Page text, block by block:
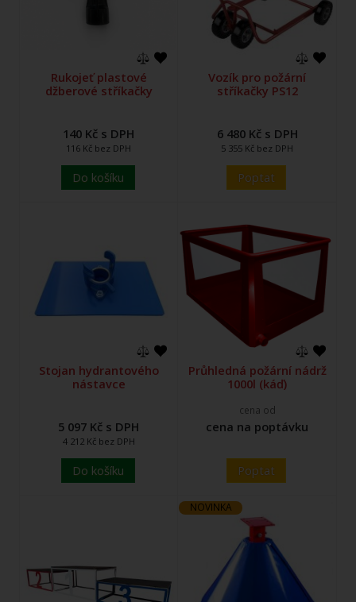
Rukojeť plastové
džberové stříkačky
140 Kč s DPH
116 Kč bez DPH
Do košíku
Vozík pro požární
stříkačky PS12
6 480 Kč s DPH
5 355 Kč bez DPH
Poptat
Stojan hydrantového
nástavce
5 097 Kč s DPH
4 212 Kč bez DPH
Do košíku
Průhledná požární nádrž
1000l (káď)
cena od
cena na poptávku
Poptat
NOVINKA